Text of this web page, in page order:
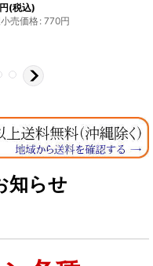
円(税込)
売価格: 660円
知らせ